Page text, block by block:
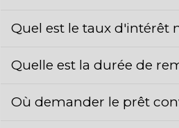
Quel est le taux
Quelle est la durée de
Où demander le prêt